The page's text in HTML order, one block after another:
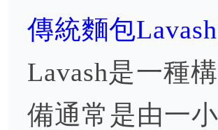
傳統麵包
Lavash是一種
備通常是由一